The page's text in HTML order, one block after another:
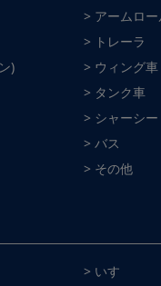
> アームロ
> トレーラ
)
> ウィング車
> タンク車
> シャーシー
> バス
> その他
> いすゞ